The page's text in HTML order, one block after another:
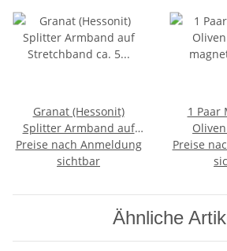
Granat (Hessonit)
Splitter Armband auf
Stretchband ca. 5 - 8
mm, 19 - 20 cm
Preise nach Anmeldung
sichtbar
1 Paar
Preise
Ähnliche